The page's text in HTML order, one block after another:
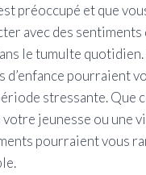
préoccupé et que
avec des sentiments
le tumulte
d’enfance pourraient
stressante. Que
jeunesse ou une
pourraient vous